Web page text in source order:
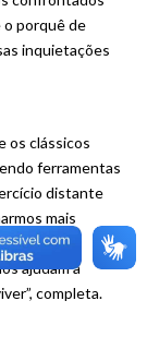
o porquê de
inquietações
os clássicos
ferramentas
distante
mais
Esses
ajudam a
completa.